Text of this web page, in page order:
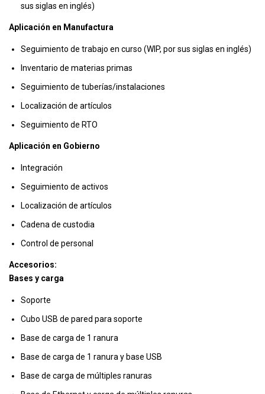
sus siglas en inglés)
Aplicación en Manufactura
Seguimiento de trabajo en curso (WIP, por sus siglas en inglés)
Inventario de materias primas
Seguimiento de tuberías/instalaciones
Localización de artículos
Seguimiento de RTO
Aplicación en Gobierno
Integración
Seguimiento de activos
Localización de artículos
Cadena de custodia
Control de personal
Accesorios:
Bases y carga
Soporte
Cubo USB de pared para soporte
Base de carga de 1 ranura
Base de carga de 1 ranura y base USB
Base de carga de múltiples ranuras